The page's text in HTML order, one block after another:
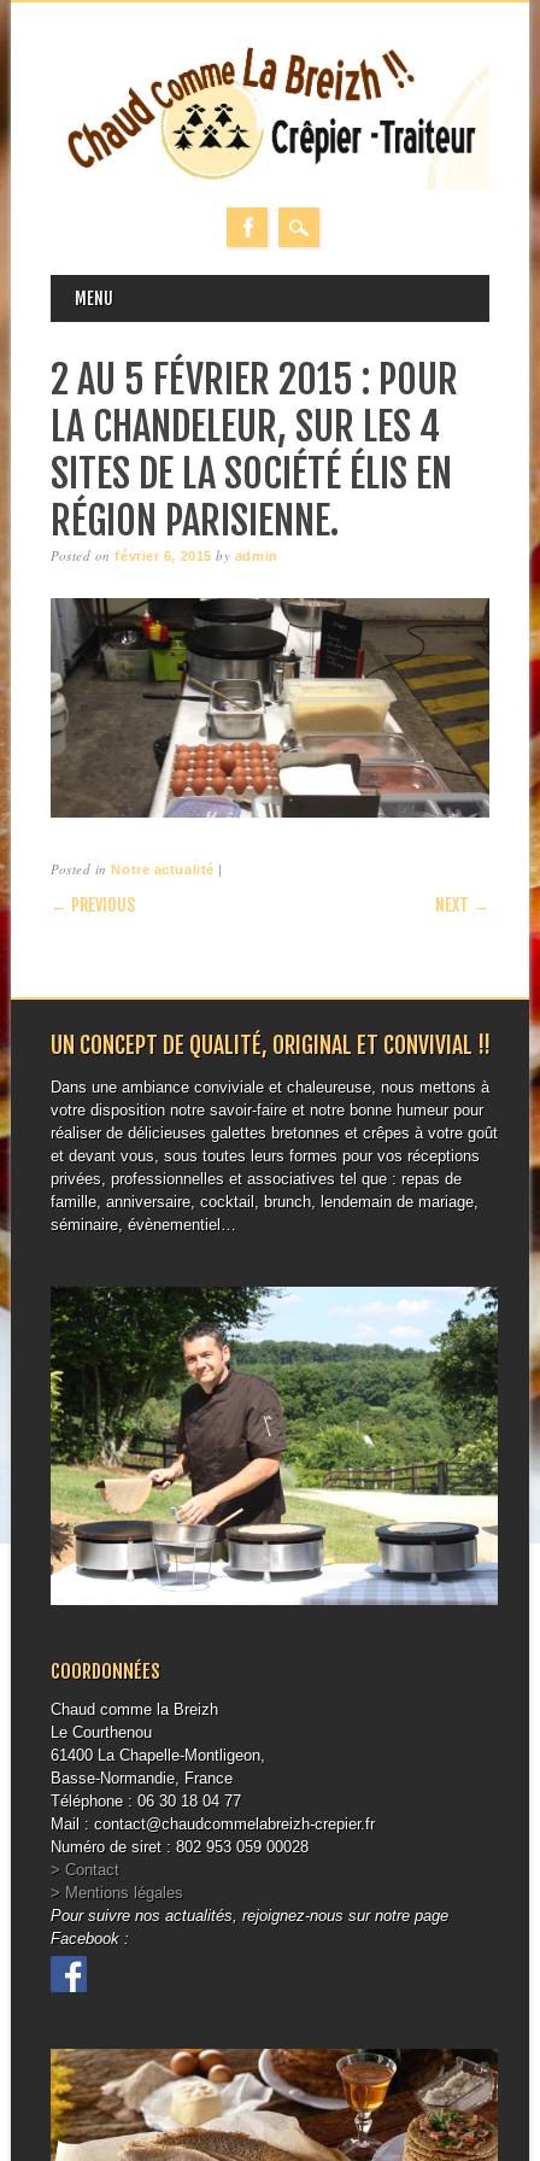
MAIN MENU
MENU
2 AU 5 FÉVRIER 2015 : POUR
LA CHANDELEUR, SUR LES 4
SITES DE LA SOCIÉTÉ ÉLIS EN
RÉGION PARISIENNE.
Posted onfévrier 6, 2015 by admin
Posted inNotre actualité |
POST NAVIGATION
← PREVIOUS NEXT →
UN CONCEPT DE QUALITÉ, ORIGINAL ET CONVIVIAL !!
Dans une ambiance conviviale et chaleureuse, nous mettons à
votre disposition notre savoir-faire et notre bonne humeur pour
réaliser de délicieuses galettes bretonnes et crêpes à votre goût
et devant vous, sous toutes leurs formes pour vos réceptions
privées, professionnelles et associatives tel que : repas de
famille, anniversaire, cocktail, brunch, lendemain de mariage,
séminaire, évènementiel…
COORDONNÉES
Chaud comme la Breizh
Le Courthenou
61400 La Chapelle-Montligeon,
Basse-Normandie, France
Téléphone : 06 30 18 04 77
Mail : contact@chaudcommelabreizh-crepier.fr
Numéro de siret : 802 953 059 00028
> Contact
> Mentions légales
Pour suivre nos actualités, rejoignez-nous sur notre page
Facebook :